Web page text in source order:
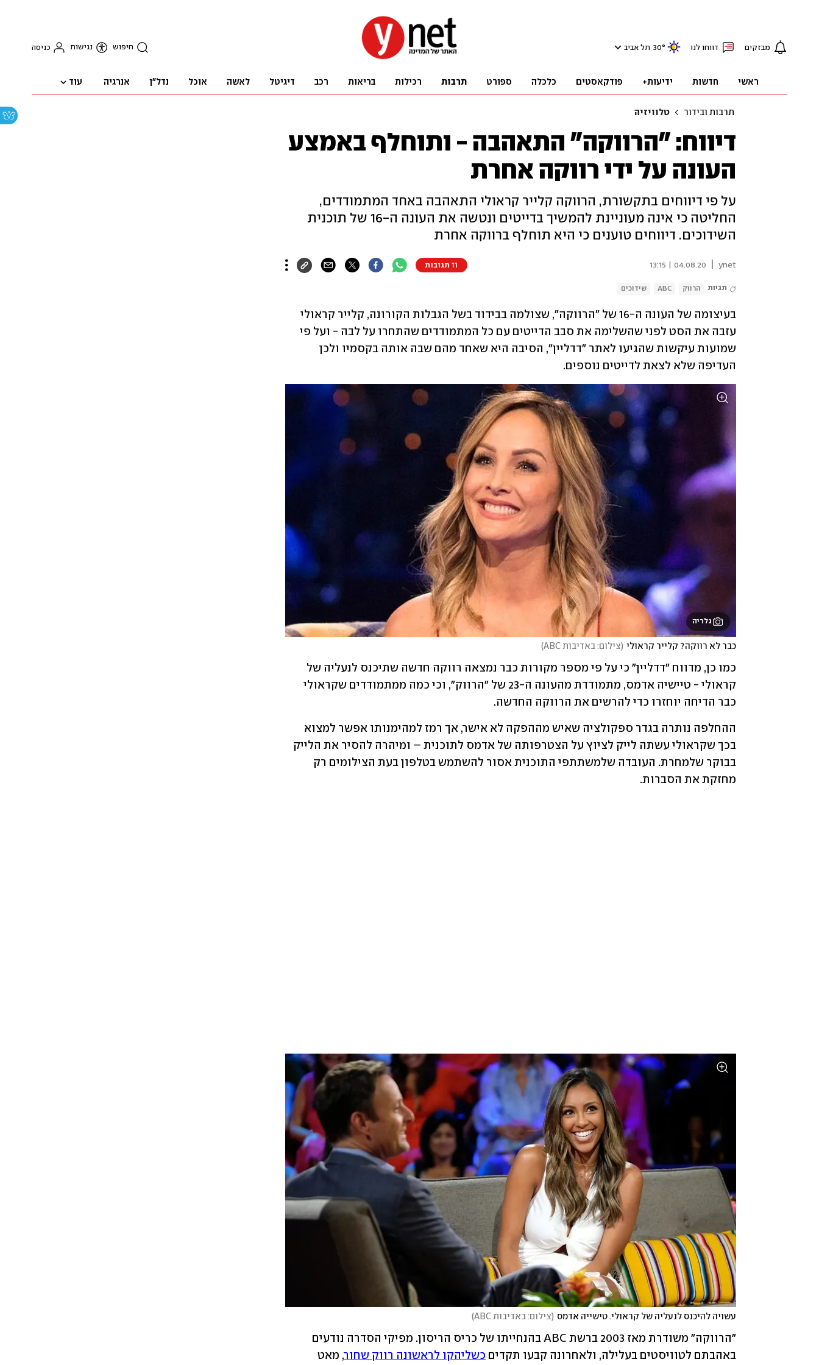
מבזקים דווחו לנו 30° תל אביב חיפוש נגישות כניסה
ראשי חדשות ידיעות+ פודקאסטים כלכלה ספורט תרבות רכילות בריאות רכב דיגיטל לאשה אוכל נדל"ן אנרגיה עוד
תרבות ובידור טלוויזיה
דיווח: "הרווקה" התאהבה - ותוחלף באמצע
העונה על ידי רווקה אחרת
על פי דיווחים בתקשורת, הרווקה קלייר קראולי התאהבה באחד המתמודדים,
החליטה כי אינה מעוניינת להמשיך בדייטים ונטשה את העונה ה-16 של תוכנית
השידוכים. דיווחים טוענים כי היא תוחלף ברווקה אחרת
ynet
04.08.20 | 13:15 11 תגובות
תגיות הרווק ABC שידוכים
העדיפה שלא לצאת לדייטים נוספים.
גלריה
כבר לא רווקה? קלייר קראולי (צילום: באדיבות ABC )
כבר הדיחה יוחזרו כדי להרשים את הרווקה החדשה.
מחזקת את הסברות.
עשויה להיכנס לנעליה של קראולי. טישייה אדמס (צילום: באדיבות ABC )
באהבתם לטוויסטים בעלילה, ולאחרונה קבעו תקדים כשליהקו לראשונה רווק שחור